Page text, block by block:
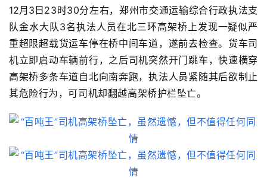
12月3日 23时30分左右，郑州市交通运输综合行政执法支
队金水大队3名执法人员在北三环高架桥上发现一疑似严
重超限超载货运车停在桥中间车道，遂前去检查。货车司
机立即启动车辆前行，之后司机突然开门跳车，快速横穿
高架桥多条车道自北向南奔跑，执法人员 紧随其后欲制止
其危险行为，可司机却翻越高架桥护栏坠亡。